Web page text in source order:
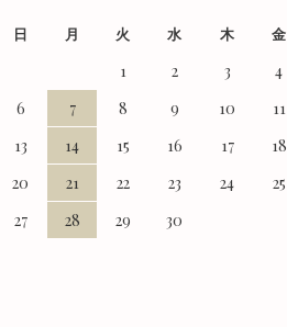
日 月 火 水 木 金
1 2 3 4
6
7 8 9 10 11
13
14 15 16 17 18
20
21 22 23 24 25
27
28 29 30